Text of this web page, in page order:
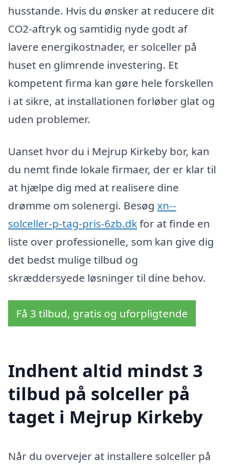
husstande. Hvis du ønsker at reducere dit
CO2-aftryk og samtidig nyde godt af
lavere energikostnader, er solceller på
huset en glimrende investering. Et
kompetent firma kan gøre hele forskellen
i at sikre, at installationen forløber glat og
uden problemer.
Uanset hvor du i Mejrup Kirkeby bor, kan
du nemt finde lokale firmaer, der er klar til
at hjælpe dig med at realisere dine
drømme om solenergi. Besøg xn--
solceller-p-tag-pris-6zb.dkfor at finde en
liste over professionelle, som kan give dig
det bedst mulige tilbud og
skræddersyede løsninger til dine behov.
Få 3 tilbud, gratis og uforpligtende
Indhent altid mindst 3
tilbud på solceller på
taget i Mejrup Kirkeby
Når du overvejer at installere solceller på